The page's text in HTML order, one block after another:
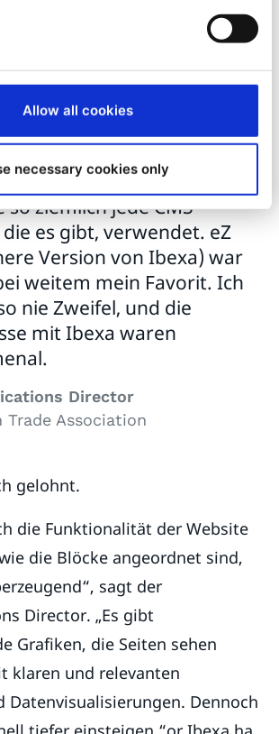
Allow all cookies
necessary cookies only
die Navigation auf der
so mühsam gemacht hatte.
gibt es drei oder vier Blöcke auf
so ziemlich jede CMS-
es gibt, verwendet. eZ
Version von Ibexa) war
weitem mein Favorit. Ich
nie Zweifel, und die
mit Ibexa waren
Director
Trade Association
gelohnt.
die Funktionalität der Website
die Blöcke angeordnet sind,
sagt der
Director. „Es gibt
Grafiken, die Seiten sehen
klaren und relevanten
Datenvisualisierungen. Dennoch